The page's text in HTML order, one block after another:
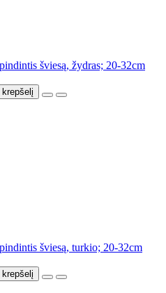
šviesą, žydras; 20-32cm
Į krepšelį
šviesą, turkio; 20-32cm
Į krepšelį